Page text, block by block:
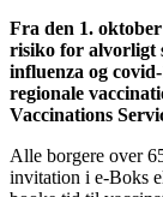
Fra den 1.
risiko for alvorligt
influenza og
regionale
Vaccinations
Alle borgere over
invitation i e-Boks